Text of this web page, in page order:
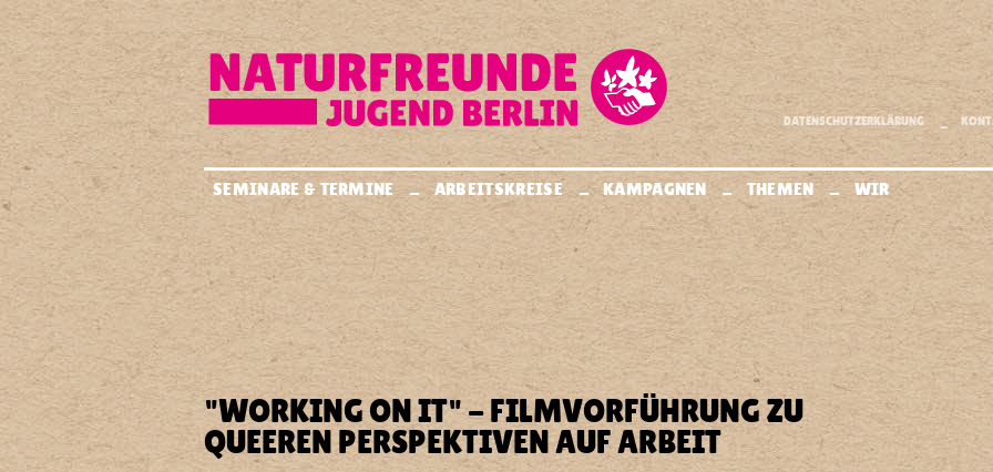
zur Navigation springen zum Inhalt springen zur Startseite
forum
naturfreundejugend
berlin
e.v.
SEMINARE & TERMINE. ARBEITSKREISE. KAMPAGNEN. THEMEN. WIR.
Außerdem..
DATENSCHUTZERKLÄRUNG
"WORKING ON IT" - FILMVORFÜHRUNG ZU
QUEEREN PERSPEKTIVEN AUF ARBEIT